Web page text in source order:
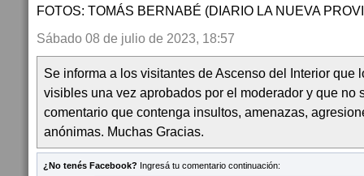
FOTOS: TOMÁS BERNABÉ (DIARIO LA NUEVA
Sábado 08 de julio de 2023, 18:57
Se informa a los visitantes de Ascenso del Interior que
visibles una vez aprobados por el moderador y que no
comentario que contenga insultos, amenazas,
anónimas. Muchas Gracias.
¿No tenés Facebook? Ingresá tu comentario continuación: